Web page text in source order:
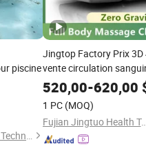
piscine
Ningbo GLGW Nova Materials Technology Co., Ltd.
Jingtop Factory Prix 3D
vente circulation
Équipement de massage
télécommande pour
520,00-620,00
1 PC (MOQ)
Fujian Jingtuo Health Technology Co., Ltd.